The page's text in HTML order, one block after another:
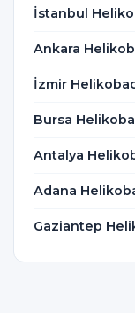
İstanbul
Ankara
İzmir
Bursa
Antalya
Adana
Gaziantep